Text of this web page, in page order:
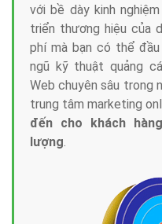
với bề dày kinh
triển thương hiệu của
phí mà bạn có thể
ngũ kỹ thuật quảng
Web chuyên sâu trong
trung tâm marketing
đến cho khách
lượng.